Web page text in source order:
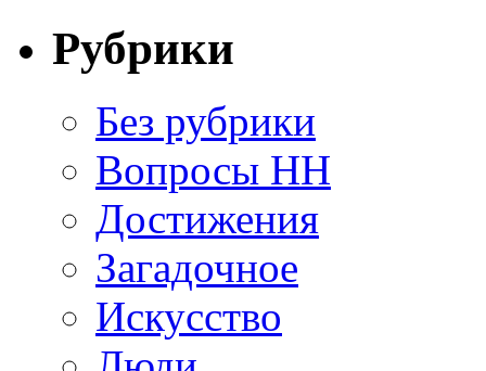
Рубрики
Без рубрики
Вопросы HH
Достижения
Загадочное
Искусство